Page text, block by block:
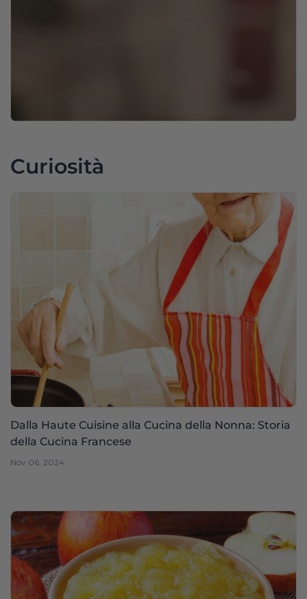
Curiosità
Dalla Haute Cuisine alla Cucina della Nonna: Storia
della Cucina Francese
Nov 06, 2024